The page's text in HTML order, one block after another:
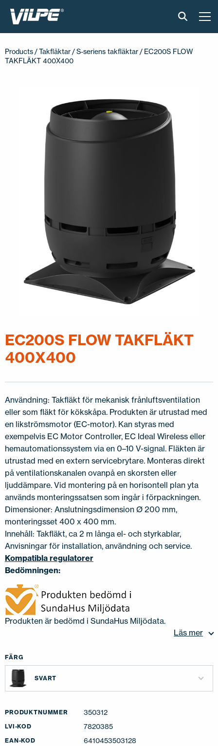
INSTALLATION & MATERIAL
ONLINEVERKTYG
KONTAKTA OSS
USA LV ET
Products /Takfläktar /S-seriens takfläktar / EC200S FLOW
TAKFLÄKT 400X400
EC200S FLOW TAKFLÄKT
400X400
Användning: Takfläkt för mekanisk frånluftsventilation
eller som fläkt för kökskåpa. Produkten är utrustad med
en likströmsmotor (EC-motor). Kan styras med
exempelvis EC Motor Controller, EC Ideal Wireless eller
hemautomationssystem via en 0–10 V-signal. Fläkten är
utrustad med en extern servicebrytare. Monteras direkt
på ventilationskanalen ovanpå en skorsten eller
ljuddämpare. Vid montering på en horisontell plan yta
används monteringssatsen som ingår i förpackningen.
Dimensioner: Anslutningsdimension Ø 200 mm,
monteringsset 400 x 400 mm.
Innehåll: Takfläkt, ca 2 m långa el- och styrkablar,
Anvisningar för installation, användning och service.
Kompatibla regulatorer
Bedömningen:
Produkten är bedömd i SundaHus Miljödata.
Läs mer
FÄRG
SVART
PRODUKTNUMMER 350312
LVI-KOD 7820385
EAN-KOD 6410453503128